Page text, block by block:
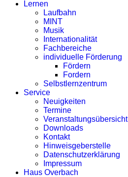
Lernen
Laufbahn
MINT
Musik
Internationalität
Fachbereiche
individuelle Förderung
Fördern
Fordern
Selbstlernzentrum
Service
Neuigkeiten
Termine
Veranstaltungsübersicht
Downloads
Kontakt
Hinweisgeberstelle
Datenschutzerklärung
Impressum
Haus Overbach